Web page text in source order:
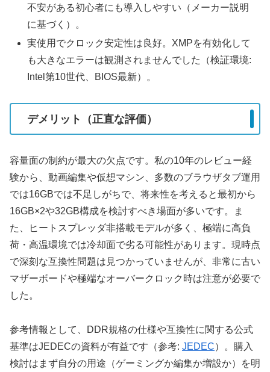
不安がある初心者にも導入しやすい（メーカー説明
に基づく）。
実使用でクロック安定性は良好。XMPを有効化して
も大きなエラーは観測されませんでした（検証環境:
Intel第10世代、BIOS最新）。
デメリット（正直な評価）
容量面の制約が最大の欠点です。私の10年のレビュー経
験から、動画編集や仮想マシン、多数のブラウザタブ運用
では16GBでは不足しがちで、将来性を考えると最初から
16GB×2や32GB構成を検討すべき場面が多いです。ま
た、ヒートスプレッダ非搭載モデルが多く、極端に高負
荷・高温環境では冷却面で劣る可能性があります。現時点
で深刻な互換性問題は見つかっていませんが、非常に古い
マザーボードや極端なオーバークロック時は注意が必要で
した。
参考情報として、DDR規格の仕様や互換性に関する公式
基準はJEDECの資料が有益です（参考: JEDEC）。購入
検討はまず自分の用途（ゲーミングか編集か増設か）を明